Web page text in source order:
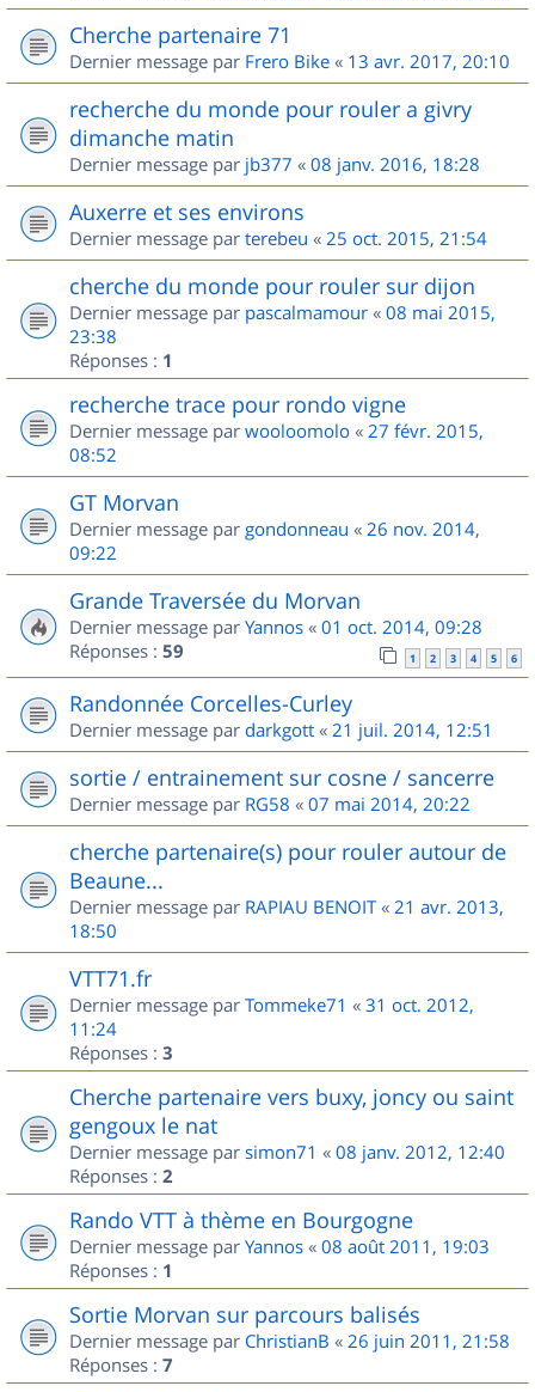
Cherche partenaire 71
Dernier message par Frero Bike « 13 avr. 2017, 20:10
recherche du monde pour rouler a givry
dimanche matin
Dernier message par jb377 « 08 janv. 2016, 18:28
Auxerre et ses environs
Dernier message par terebeu « 25 oct. 2015, 21:54
cherche du monde pour rouler sur dijon
Dernier message par pascalmamour « 08 mai 2015,
23:38
Réponses : 1
recherche trace pour rondo vigne
Dernier message par wooloomolo « 27 févr. 2015,
08:52
GT Morvan
Dernier message par gondonneau « 26 nov. 2014,
09:22
Grande Traversée du Morvan
Dernier message par Yannos « 01 oct. 2014, 09:28
Réponses : 59 1 2 3 4 5 6
Randonnée Corcelles-Curley
Dernier message par darkgott « 21 juil. 2014, 12:51
sortie / entrainement sur cosne / sancerre
Dernier message par RG58 « 07 mai 2014, 20:22
cherche partenaire(s) pour rouler autour de
Beaune...
Dernier message par RAPIAU BENOIT« 21 avr. 2013,
18:50
VTT71.fr
Dernier message par Tommeke71 « 31 oct. 2012,
11:24
Réponses : 3
Cherche partenaire vers buxy, joncy ou saint
gengoux le nat
Dernier message par simon71 « 08 janv. 2012, 12:40
Réponses : 2
Rando VTT à thème en Bourgogne
Dernier message par Yannos « 08 août 2011, 19:03
Réponses : 1
Sortie Morvan sur parcours balisés
Dernier message par ChristianB « 26 juin 2011, 21:58
Réponses : 7